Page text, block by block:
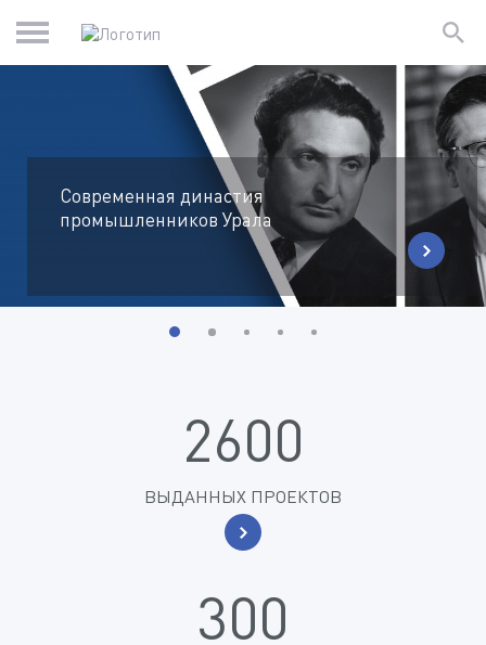
Современная династия
промышленников Урала
2600
ВЫДАННЫХ ПРОЕКТОВ
300